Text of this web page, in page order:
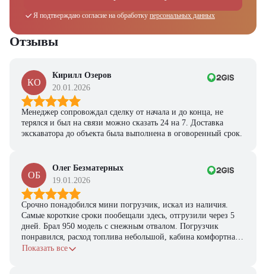
Я подтверждаю согласие на обработку персональных данных
Отзывы
КО
Кирилл Озеров
20.01.2026
Менеджер сопровождал сделку от начала и до конца, не
терялся и был на связи можно сказать 24 на 7. Доставка
экскаватора до объекта была выполнена в оговоренный срок.
ОБ
Олег Безматерных
19.01.2026
Срочно понадобился мини погрузчик, искал из наличия.
Самые короткие сроки пообещали здесь, отгрузили через 5
дней. Брал 950 модель с снежным отвалом. Погрузчик
понравился, расход топлива небольшой, кабина комфортная,
с задачами справляется.
Показать все
Ответьте на несколько вопросов — мы предоставим
покупки